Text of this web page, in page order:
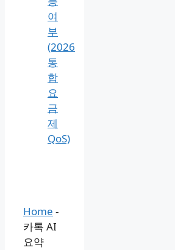
5mbps
동
영
상
노
래
게
임
가
능
통
합